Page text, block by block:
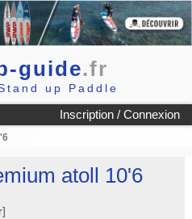
guide.fr
up Paddle
Inscription / Connexion
atoll 10'6
]